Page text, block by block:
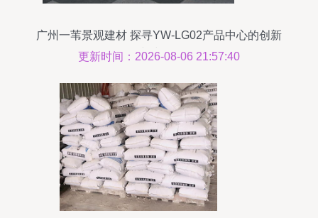
广州一苇景观建材 探寻YW-LG02产品中心的创新
建材价值
更新时间：2026-08-06 21:57:40